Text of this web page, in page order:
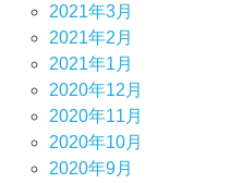
2021年3月
2021年2月
2021年1月
2020年12月
2020年11月
2020年10月
2020年9月